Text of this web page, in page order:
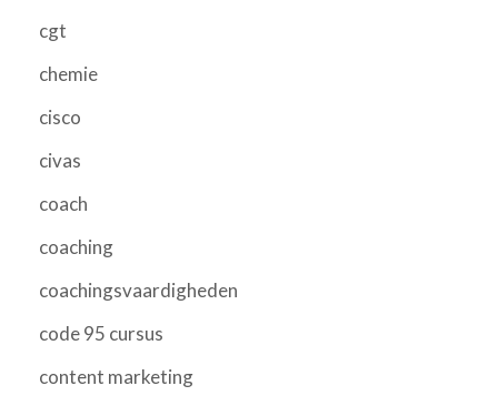
cgt
chemie
cisco
civas
coach
coaching
coachingsvaardigheden
code 95 cursus
content marketing